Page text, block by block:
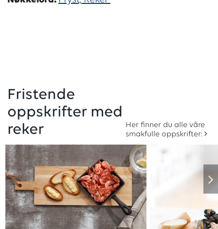
Fristende
oppskrifter med
reker
Her finner du alle våre
smakfulle oppskrifter: